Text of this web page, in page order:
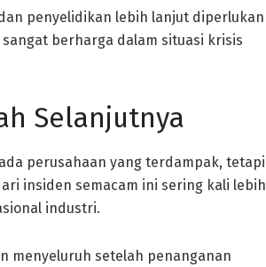
penyelidikan lebih lanjut diperlukan
berharga dalam situasi krisis
Selanjutnya
perusahaan yang terdampak, tetapi
insiden semacam ini sering kali lebih
industri.
menyeluruh setelah penanganan